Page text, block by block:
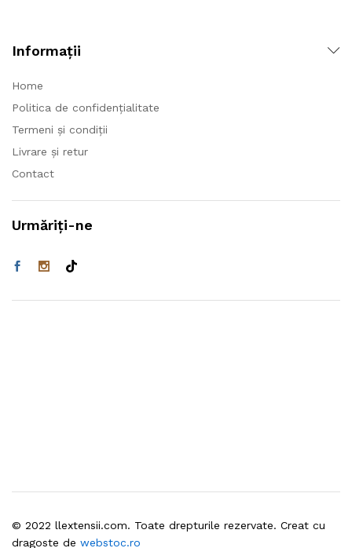
Informații
Home
Politica de confidențialitate
Termeni și condiții
Livrare și retur
Contact
Urmăriți-ne
© 2022 llextensii.com. Toate drepturile rezervate. Creat cu
dragoste de webstoc.ro